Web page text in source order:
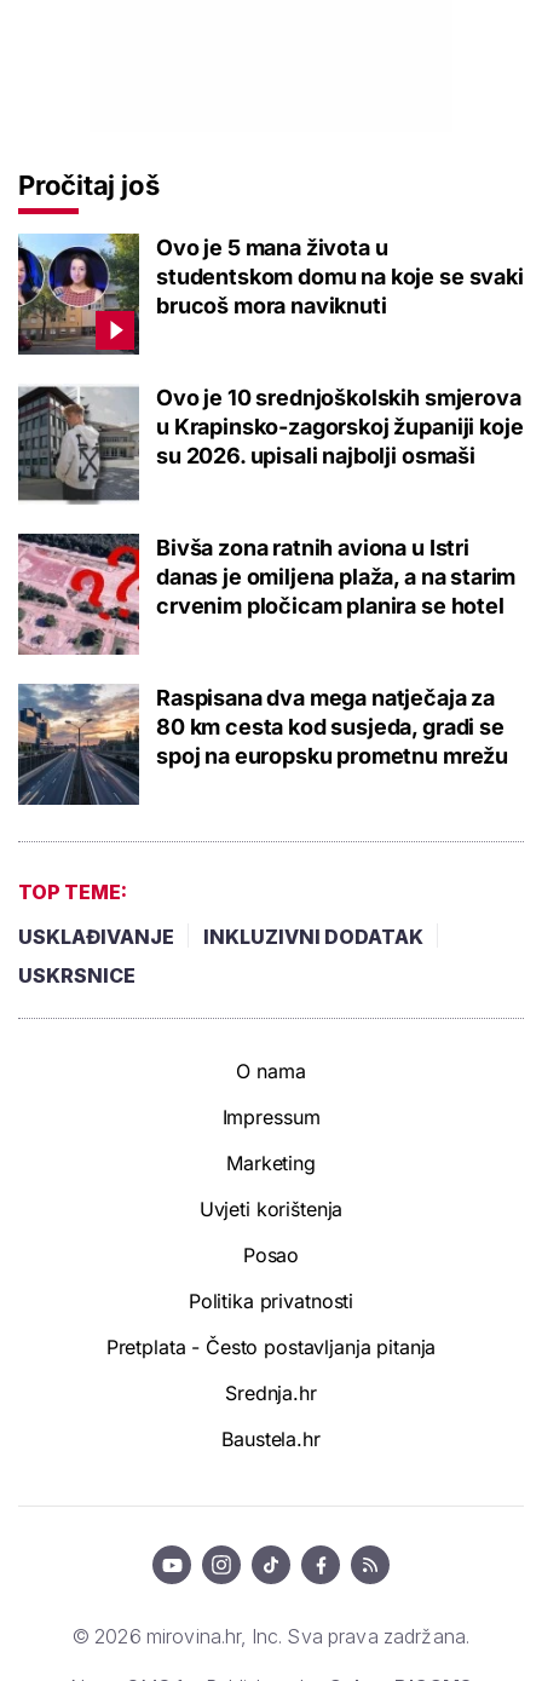
Pročitaj još
Ovo je 5 mana života u
studentskom domu na koje se svaki
brucoš mora naviknuti
Ovo je 10 srednjoškolskih smjerova
u Krapinsko-zagorskoj županiji koje
su 2026. upisali najbolji osmaši
Bivša zona ratnih aviona u Istri
danas je omiljena plaža, a na starim
crvenim pločicam planira se hotel
Raspisana dva mega natječaja za
80 km cesta kod susjeda, gradi se
spoj na europsku prometnu mrežu
TOP TEME:
USKLAĐIVANJE
INKLUZIVNI DODATAK
USKRSNICE
O nama
Impressum
Marketing
Uvjeti korištenja
Posao
Politika privatnosti
Pretplata - Često postavljanja pitanja
Srednja.hr
Baustela.hr
© 2026 mirovina.hr, Inc. Sva prava zadržana.